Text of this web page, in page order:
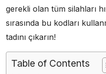
gerekli olan tüm silahları
sırasında bu kodları
tadını çıkarın!
Table of Contents